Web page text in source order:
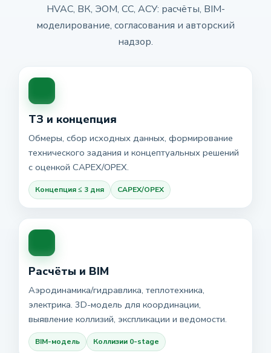
HVAC, ВК, ЭОМ, СС, АСУ: расчёты, BIM-
моделирование, согласования и авторский
надзор.
ТЗ и концепция
Обмеры, сбор исходных данных, формирование
технического задания и концептуальных решений
с оценкой CAPEX/OPEX.
Концепция ≤ 3 дня CAPEX/OPEX
Расчёты и BIM
Аэродинамика/гидравлика, теплотехника,
электрика. 3D-модель для координации,
выявление коллизий, экспликации и ведомости.
BIM-модель Коллизии 0-stage